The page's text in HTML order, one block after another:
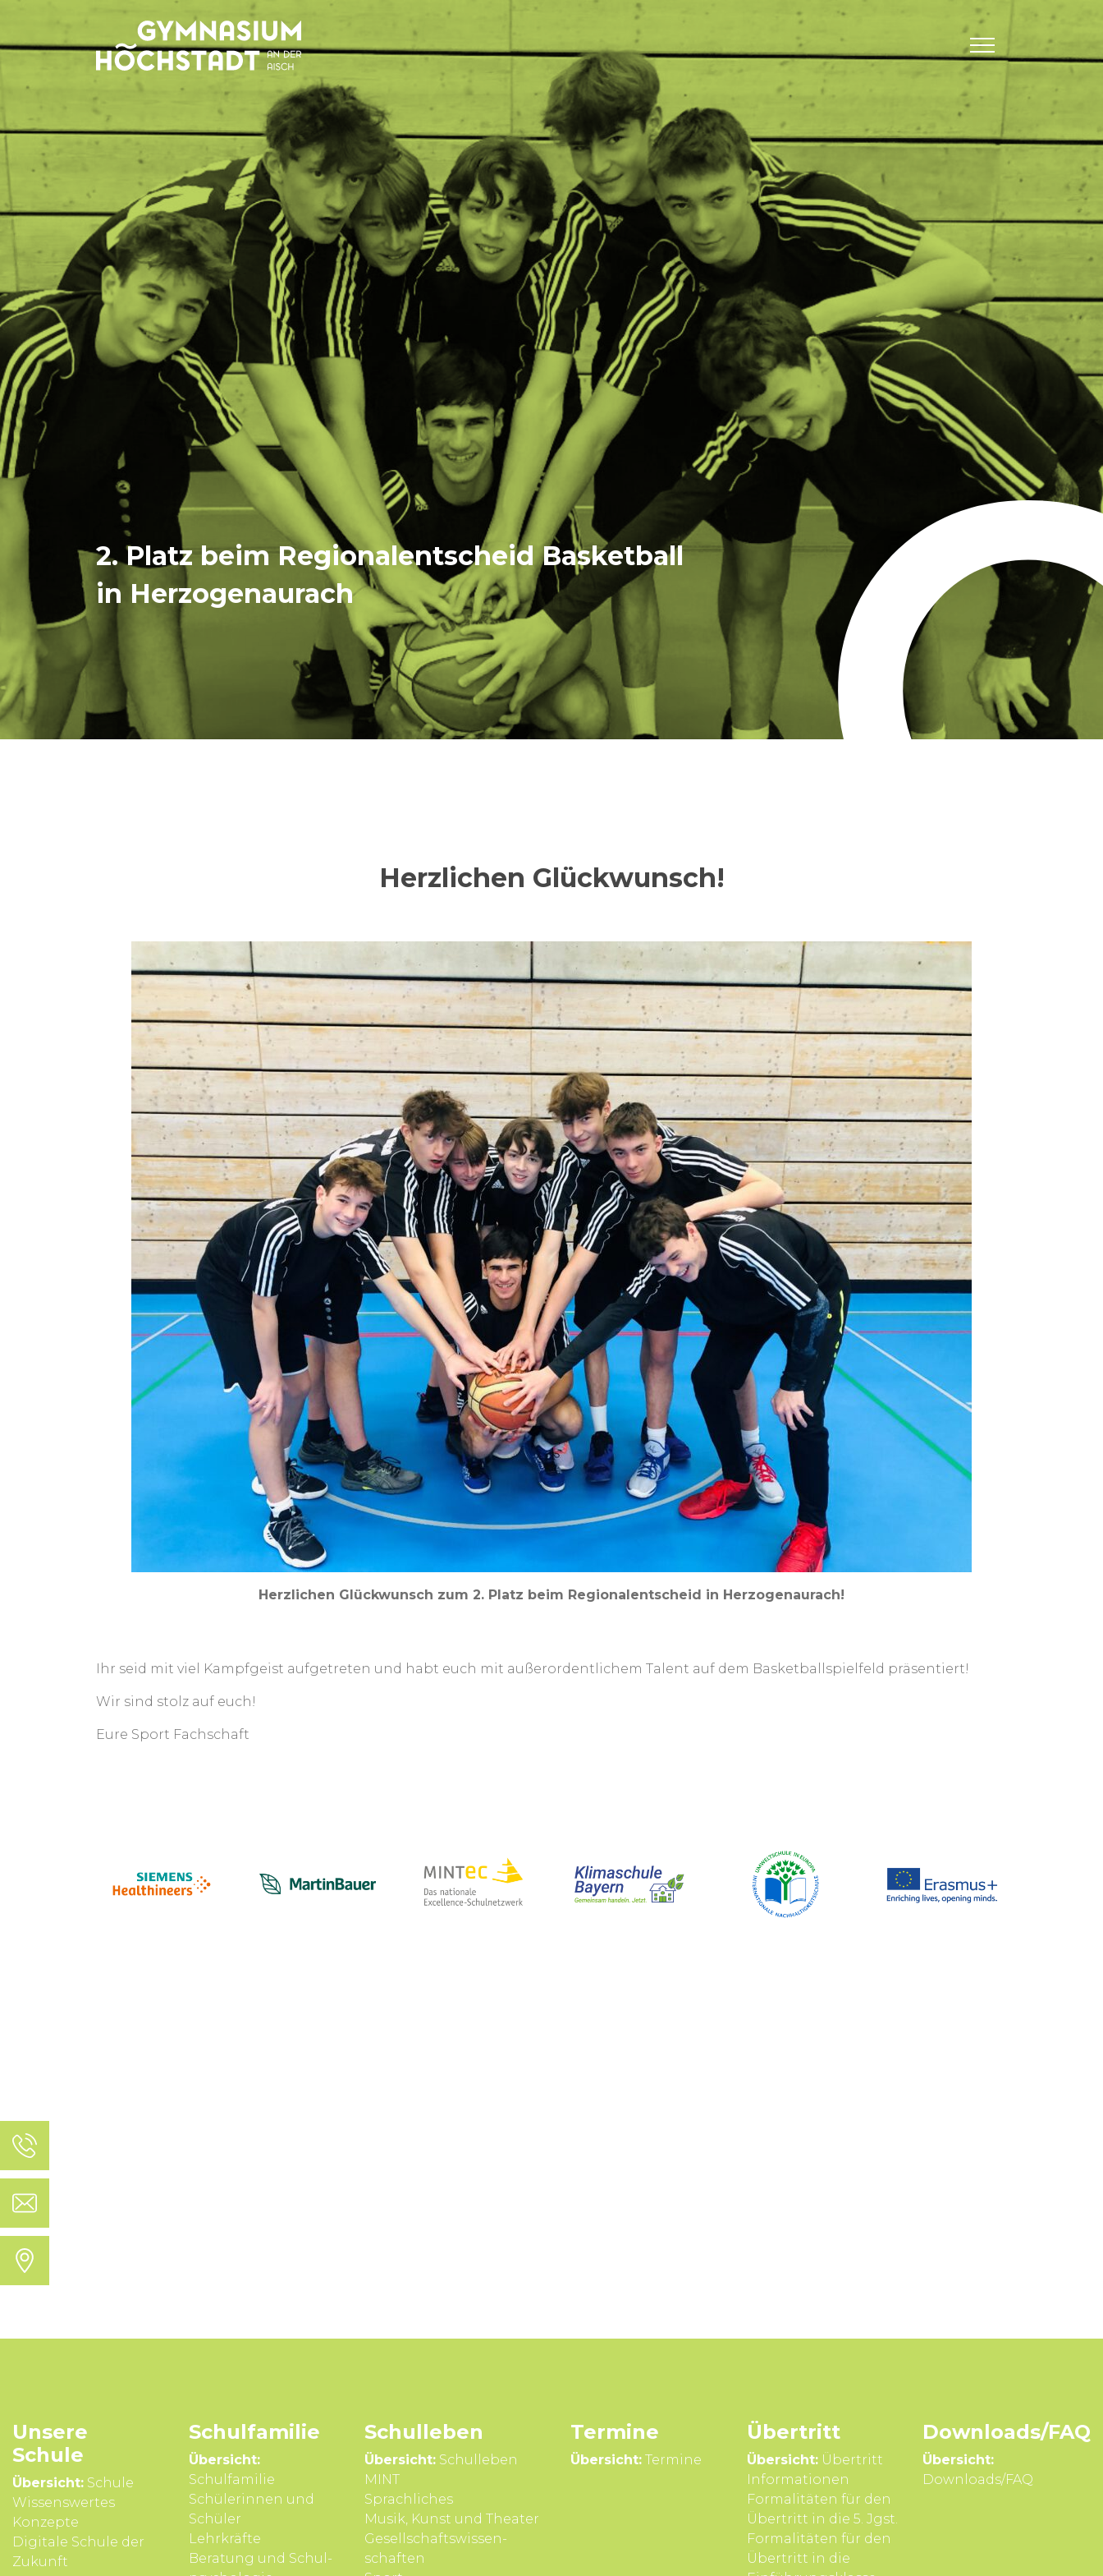
2. Platz beim Regionalentscheid Basketball
in Herzogenaurach
Herzlichen Glückwunsch!
Herzlichen Glückwunsch zum 2. Platz beim Regionalentscheid in Herzogenaurach!
Ihr seid mit viel Kampfgeist aufgetreten und habt euch mit außerordentlichem Talent auf dem Basketballspielfeld präsentiert!
Wir sind stolz auf euch!
Eure Sport Fachschaft
Unsere
Schule
Übersicht: Schule
Wissens­wertes
Konzepte
Digitale Schule der
Zukunft
Schul­familie
Übersicht:
Schulfamilie
Schülerinnen und
Schüler
Lehrkräfte
Beratung und Schul­
Schul­leben
Übersicht: Schulleben
MINT
Sprach­liches
Musik, Kunst und Theater
Gesell­schafts­wissen­
schaften
Termine
Übersicht: Termine
Übertritt
Übersicht:Übertritt
Infor­mationen
Formali­täten für den
Über­tritt in die 5. Jgst.
Formali­täten für den
Über­tritt in die
Downloads/FAQ
Übersicht:
Downloads/FAQ